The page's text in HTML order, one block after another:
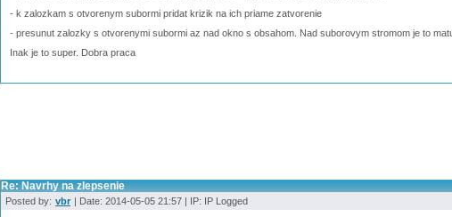
- k zalozkam s otvorenym subormi pridat krizik na ich priame zatvorenie
- presunut zalozky s otvorenymi subormi az nad okno s obsahom. Nad suborovym stromom je to
Inak je to super. Dobra praca
Re: Navrhy na zlepsenie
Posted by: vbr | Date: 2014-05-05 21:57 | IP: IP Logged